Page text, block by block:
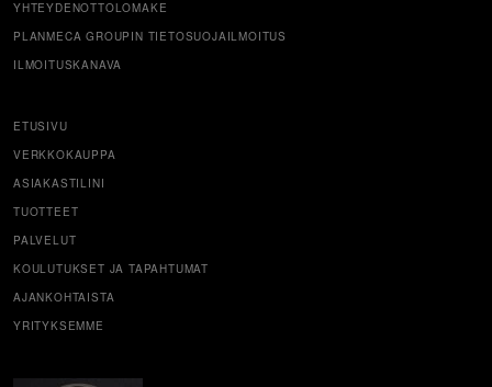
YHTEYDENOTTOLOMAKE
PLANMECA GROUPIN TIETOSUOJAILMOITUS
ILMOITUSKANAVA
ETUSIVU
VERKKOKAUPPA
ASIAKASTILINI
TUOTTEET
PALVELUT
KOULUTUKSET JA TAPAHTUMAT
AJANKOHTAISTA
YRITYKSEMME